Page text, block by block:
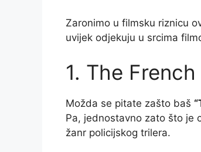
Zaronimo u filmsku riznicu
uvijek odjekuju u srcima
1. The
Možda se pitate zašto baš
Pa, jednostavno zato što je
žanr policijskog trilera.